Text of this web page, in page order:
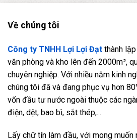
Về chúng tôi
Công ty TNHH Lợi Lợi Đạt thành
văn phòng và kho lên đến 2000m²,
chuyên nghiệp. Với nhiều năm kinh
chúng tôi đã và đang phục vụ hơn
vốn đầu tư nước ngoài thuộc các
điện, dệt, bao bì, sắt thép,...
Lấy chữ tín làm đầu, với mong muốn